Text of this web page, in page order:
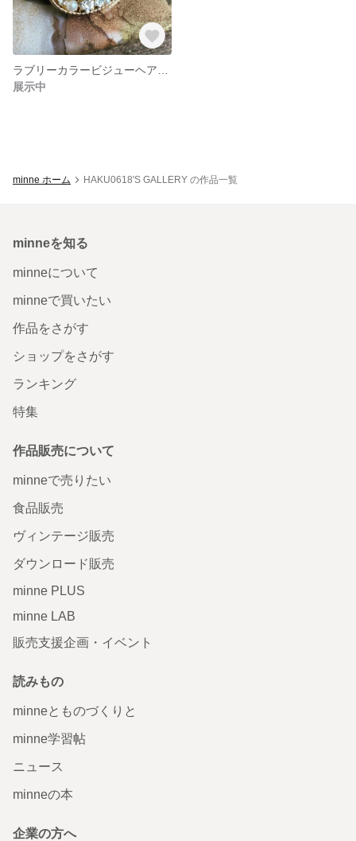
展示中
minne ホーム HAKU0618'S GALLERY の作品一覧
minneを知る
minneについて
minneで買いたい
作品をさがす
ショップをさがす
ランキング
特集
作品販売について
minneで売りたい
食品販売
ヴィンテージ販売
ダウンロード販売
minne PLUS
minne LAB
販売支援企画・イベント
読みもの
minneとものづくりと
minne学習帖
ニュース
minneの本
企業の方へ